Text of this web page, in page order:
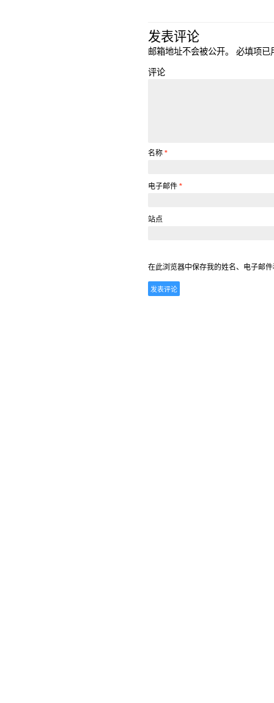
发表评论
邮箱地址不会被公开。 必填项已
评论
名称 *
电子邮件 *
站点
在此浏览器中保存我的姓名、电子邮